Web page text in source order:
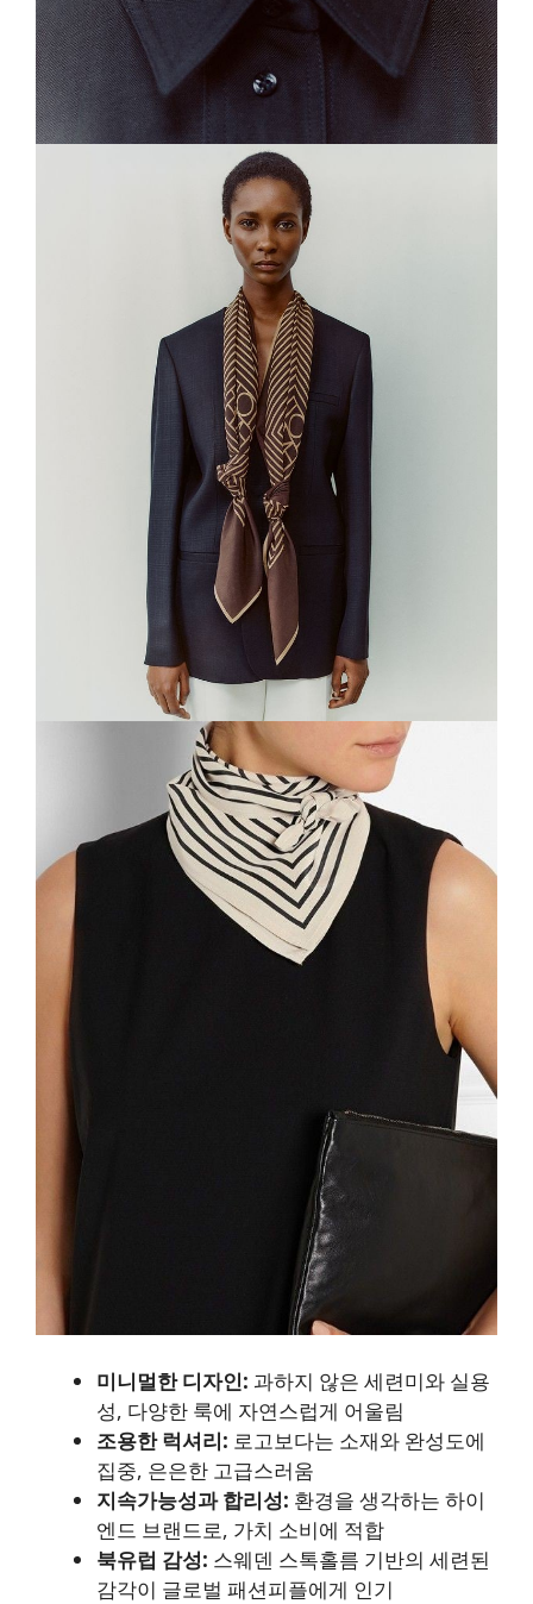
미니멀한 디자인: 과하지 않은 세련미와 실용
성, 다양한 룩에 자연스럽게 어울림
조용한 럭셔리: 로고보다는 소재와 완성도에
집중, 은은한 고급스러움
지속가능성과 합리성: 환경을 생각하는 하이
엔드 브랜드로, 가치 소비에 적합
북유럽 감성: 스웨덴 스톡홀름 기반의 세련된
감각이 글로벌 패션피플에게 인기